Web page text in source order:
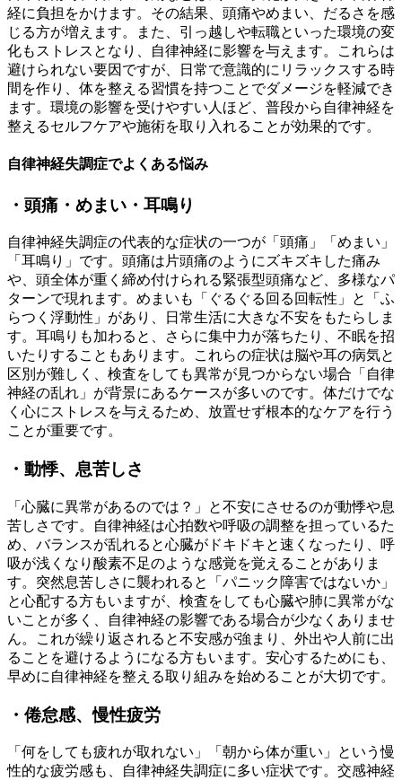
経に負担をかけます。その結果、頭痛やめまい、だるさを感
じる方が増えます。また、引っ越しや転職といった環境の変
化もストレスとなり、自律神経に影響を与えます。これらは
避けられない要因ですが、日常で意識的にリラックスする時
間を作り、体を整える習慣を持つことでダメージを軽減でき
ます。環境の影響を受けやすい人ほど、普段から自律神経を
整えるセルフケアや施術を取り入れることが効果的です。
自律神経失調症でよくある悩み
・頭痛・めまい・耳鳴り
自律神経失調症の代表的な症状の一つが「頭痛」「めまい」
「耳鳴り」です。頭痛は片頭痛のようにズキズキした痛み
や、頭全体が重く締め付けられる緊張型頭痛など、多様なパ
ターンで現れます。めまいも「ぐるぐる回る回転性」と「ふ
らつく浮動性」があり、日常生活に大きな不安をもたらしま
す。耳鳴りも加わると、さらに集中力が落ちたり、不眠を招
いたりすることもあります。これらの症状は脳や耳の病気と
区別が難しく、検査をしても異常が見つからない場合「自律
神経の乱れ」が背景にあるケースが多いのです。体だけでな
く心にストレスを与えるため、放置せず根本的なケアを行う
ことが重要です。
・動悸、息苦しさ
「心臓に異常があるのでは？」と不安にさせるのが動悸や息
苦しさです。自律神経は心拍数や呼吸の調整を担っているた
め、バランスが乱れると心臓がドキドキと速くなったり、呼
吸が浅くなり酸素不足のような感覚を覚えることがありま
す。突然息苦しさに襲われると「パニック障害ではないか」
と心配する方もいますが、検査をしても心臓や肺に異常がな
いことが多く、自律神経の影響である場合が少なくありませ
ん。これが繰り返されると不安感が強まり、外出や人前に出
ることを避けるようになる方もいます。安心するためにも、
早めに自律神経を整える取り組みを始めることが大切です。
・倦怠感、慢性疲労
「何をしても疲れが取れない」「朝から体が重い」という慢
性的な疲労感も、自律神経失調症に多い症状です。交感神経